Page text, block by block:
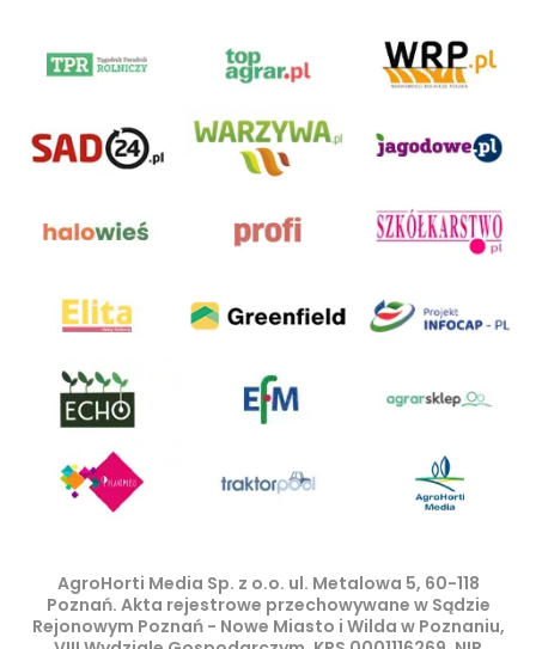
AgroHorti Media Sp. z o.o. ul. Metalowa 5, 60-118
Poznań. Akta rejestrowe przechowywane w Sądzie
Rejonowym Poznań - Nowe Miasto i Wilda w Poznaniu,